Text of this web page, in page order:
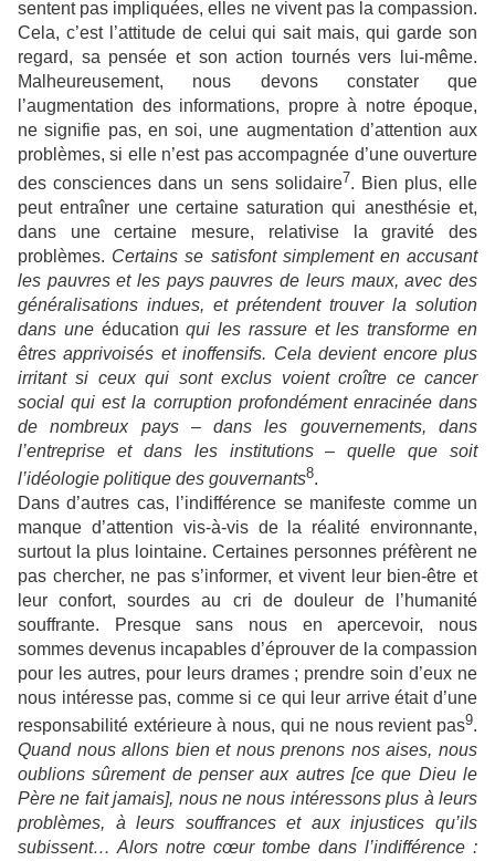
sentent pas impliquées, elles ne vivent pas la compassion.
Cela, c’est l’attitude de celui qui sait mais, qui garde son
regard, sa pensée et son action tournés vers lui-même.
Malheureusement, nous devons constater que
l’augmentation des informations, propre à notre époque,
ne signifie pas, en soi, une augmentation d’attention aux
problèmes, si elle n’est pas accompagnée d’une ouverture
des consciences dans un sens solidaire7. Bien plus, elle
peut entraîner une certaine saturation qui anesthésie et,
dans une certaine mesure, relativise la gravité des
problèmes. Certains se satisfont simplement en accusant
les pauvres et les pays pauvres de leurs maux, avec des
généralisations indues, et prétendent trouver la solution
dans une éducationqui les rassure et les transforme en
êtres apprivoisés et inoffensifs. Cela devient encore plus
irritant si ceux qui sont exclus voient croître ce cancer
social qui est la corruption profondément enracinée dans
de nombreux pays – dans les gouvernements, dans
l’entreprise et dans les institutions – quelle que soit
l’idéologie politique des gouvernants8.
Dans d’autres cas, l’indifférence se manifeste comme un
manque d’attention vis-à-vis de la réalité environnante,
surtout la plus lointaine. Certaines personnes préfèrent ne
pas chercher, ne pas s’informer, et vivent leur bien-être et
leur confort, sourdes au cri de douleur de l’humanité
souffrante. Presque sans nous en apercevoir, nous
sommes devenus incapables d’éprouver de la compassion
pour les autres, pour leurs drames ; prendre soin d’eux ne
nous intéresse pas, comme si ce qui leur arrive était d’une
responsabilité extérieure à nous, qui ne nous revient pas9.
Quand nous allons bien et nous prenons nos aises, nous
oublions sûrement de penser aux autres [ce que Dieu le
Père ne fait jamais], nous ne nous intéressons plus à leurs
problèmes, à leurs souffrances et aux injustices qu’ils
subissent… Alors notre cœur tombe dans l’indifférence :